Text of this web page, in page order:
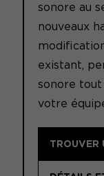
sonore au
nouveaux
existant,
sonore
votre
TROUVER